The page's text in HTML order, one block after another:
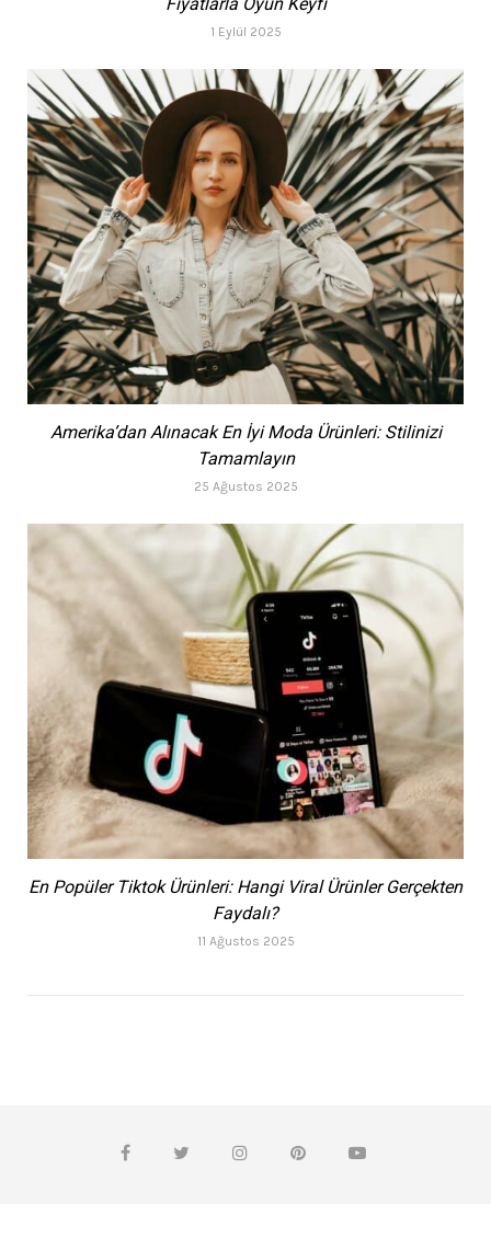
1 Eylül 2025
Amerika’dan Alınacak En İyi Moda Ürünleri: Stilinizi
Tamamlayın
25 Ağustos 2025
En Popüler Tiktok Ürünleri: Hangi Viral Ürünler Gerçekten
Faydalı?
11 Ağustos 2025